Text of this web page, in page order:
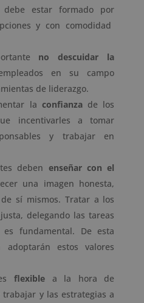
debe estar formado por
y con comodidad
no descuidar la
en su campo
de liderazgo.
la confianzade los
incentivarles a tomar
y trabajar en
deben enseñar con el
una imagen honesta,
sí mismos. Tratar a los
delegando las tareas
fundamental. De esta
estos valores
flexible a la hora de
y las estrategias a